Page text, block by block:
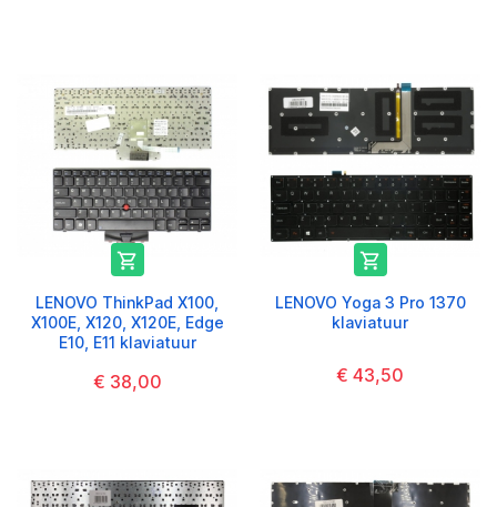

LENOVO ThinkPad X100,
X100E, X120, X120E, Edge
E10, E11 klaviatuur
€ 38,00

LENOVO Yoga 3 Pro 1370
klaviatuur
€ 43,50